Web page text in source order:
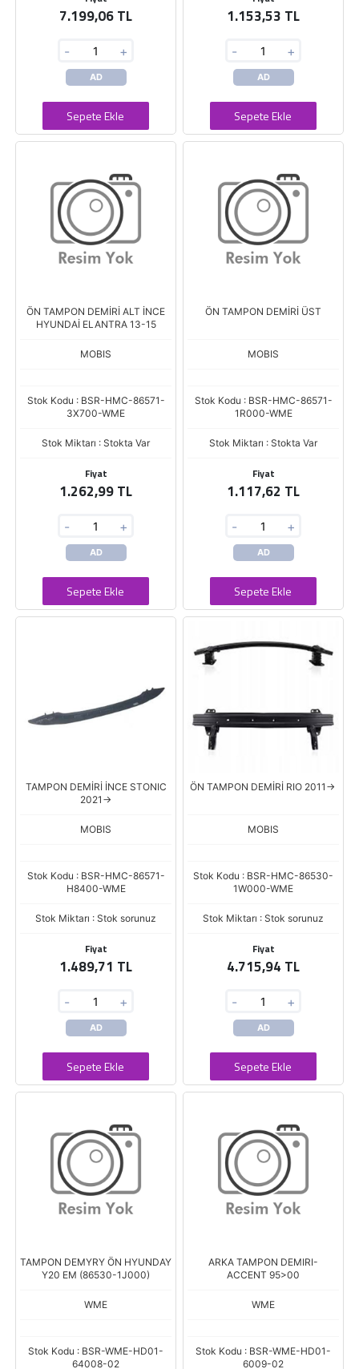
7.199,06 TL
- +
AD
Sepete Ekle
1.153,53 TL
- +
AD
Sepete Ekle
ÖN TAMPON DEMİRİ ALT İNCE
HYUNDAİ ELANTRA 13-15
MOBIS
Stok Kodu : BSR-HMC-86571-
3X700-WME
Stok Miktarı : Stokta Var
Fiyat
1.262,99 TL
- +
AD
Sepete Ekle
ÖN TAMPON DEMİRİ ÜST
MOBIS
Stok Kodu : BSR-HMC-86571-
1R000-WME
Stok Miktarı : Stokta Var
Fiyat
1.117,62 TL
- +
AD
Sepete Ekle
TAMPON DEMİRİ İNCE STONIC
2021->
MOBIS
Stok Kodu : BSR-HMC-86571-
H8400-WME
Stok Miktarı : Stok sorunuz
Fiyat
1.489,71 TL
- +
AD
Sepete Ekle
ÖN TAMPON DEMİRİ RIO 2011->
MOBIS
Stok Kodu : BSR-HMC-86530-
1W000-WME
Stok Miktarı : Stok sorunuz
Fiyat
4.715,94 TL
- +
AD
Sepete Ekle
TAMPON DEMYRY ÖN HYUNDAY
Y20 EM (86530-1J000)
WME
Stok Kodu : BSR-WME-HD01-
64008-02
ARKA TAMPON DEMIRI-
ACCENT 95>00
WME
Stok Kodu : BSR-WME-HD01-
6009-02